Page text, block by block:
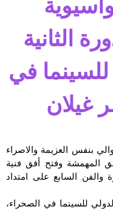
الثانية
في
غيلان
بنفس العزيمة والاصراء
المهمشة وفتح أفق فنية
والفن السابع على امتداد
للسينما في الصحراء،